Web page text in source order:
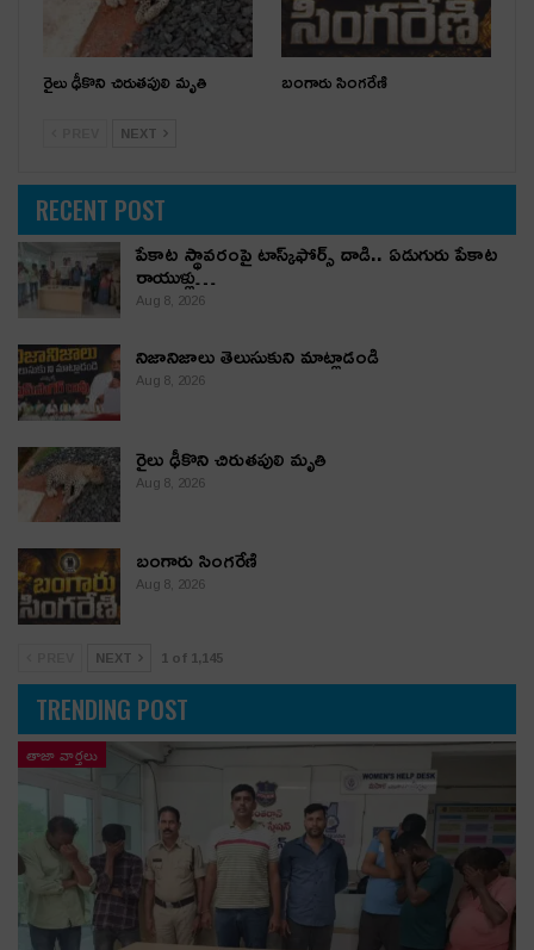
రైలు ఢీకొని చిరుతపులి మృతి బంగారు సింగరేణి
NEXT
RECENT POST
పేకాట స్థావరంపై టాస్క్‌ఫోర్స్ దాడి.. ఏడుగురు పేకాట
రాయుళ్లు…
Aug 8, 2026
నిజానిజాలు తెలుసుకుని మాట్లాడండి
Aug 8, 2026
రైలు ఢీకొని చిరుతపులి మృతి
Aug 8, 2026
బంగారు సింగరేణి
Aug 8, 2026
NEXT 1 of 1,145
TRENDING POST
తాజా వార్తలు